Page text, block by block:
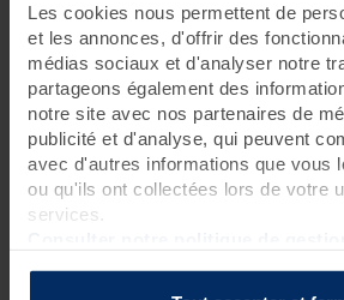
Les cookies nous permettent de
et les annonces, d'offrir des
médias sociaux et d'analyser notre
partageons également des
notre site avec nos partenaires de
publicité et d'analyse, qui peuvent
avec d'autres informations que vous
ou qu'ils ont collectées lors de votre
services.
Soins thalasso
2 pluies marines ?
2 douches à jet massant (protocole
3 séances de cataplasmes algués*
?
5 bains hydromassants aux cristaux
d'algues ?
3 enveloppements de crème
matelas d'eau chauffant